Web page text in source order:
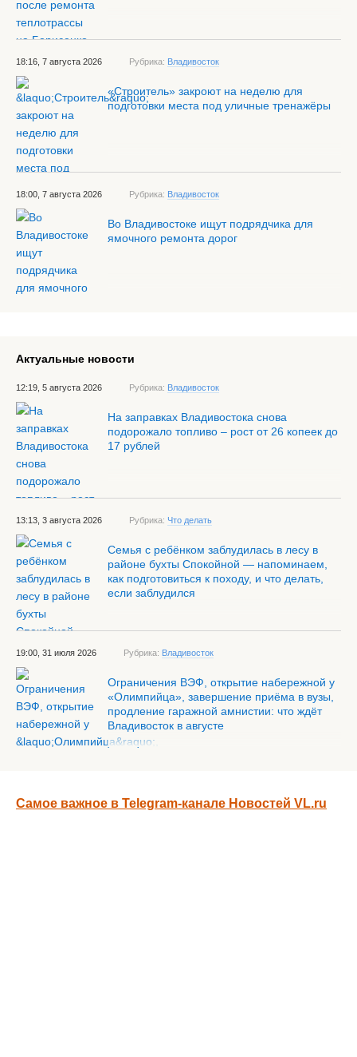
18:16, 7 августа 2026 Рубрика: Владивосток
«Строитель» закроют на неделю для
подготовки места под уличные тренажёры
18:00, 7 августа 2026 Рубрика: Владивосток
Во Владивостоке ищут подрядчика для
ямочного ремонта дорог
Актуальные новости
12:19, 5 августа 2026 Рубрика: Владивосток
На заправках Владивостока снова
подорожало топливо – рост от 26 копеек до
17 рублей
13:13, 3 августа 2026 Рубрика: Что делать
Семья с ребёнком заблудилась в лесу в
районе бухты Спокойной — напоминаем,
как подготовиться к походу, и что делать,
если заблудился
19:00, 31 июля 2026 Рубрика: Владивосток
Ограничения ВЭФ, открытие набережной у
«Олимпийца», завершение приёма в вузы,
продление гаражной амнистии: что ждёт
Владивосток в августе
Самое важное в Telegram-канале Новостей VL.ru